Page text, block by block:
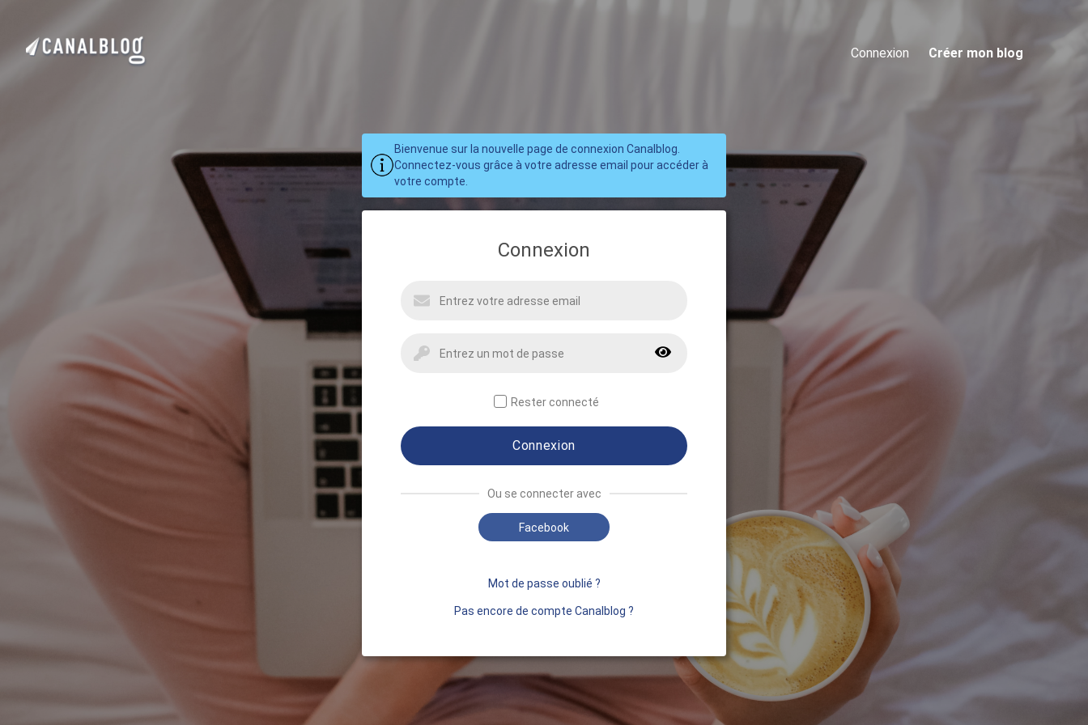
Connexion Créer mon blog
Bienvenue sur la nouvelle page de connexion Canalblog.
Connectez-vous grâce à votre adresse email pour accéder à
votre compte.
Connexion
Rester connecté
Connexion
Ou se connecter avec
Facebook
Mot de passe oublié ?
Pas encore de compte Canalblog ?